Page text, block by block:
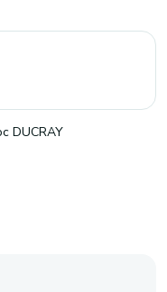
DUCRAY